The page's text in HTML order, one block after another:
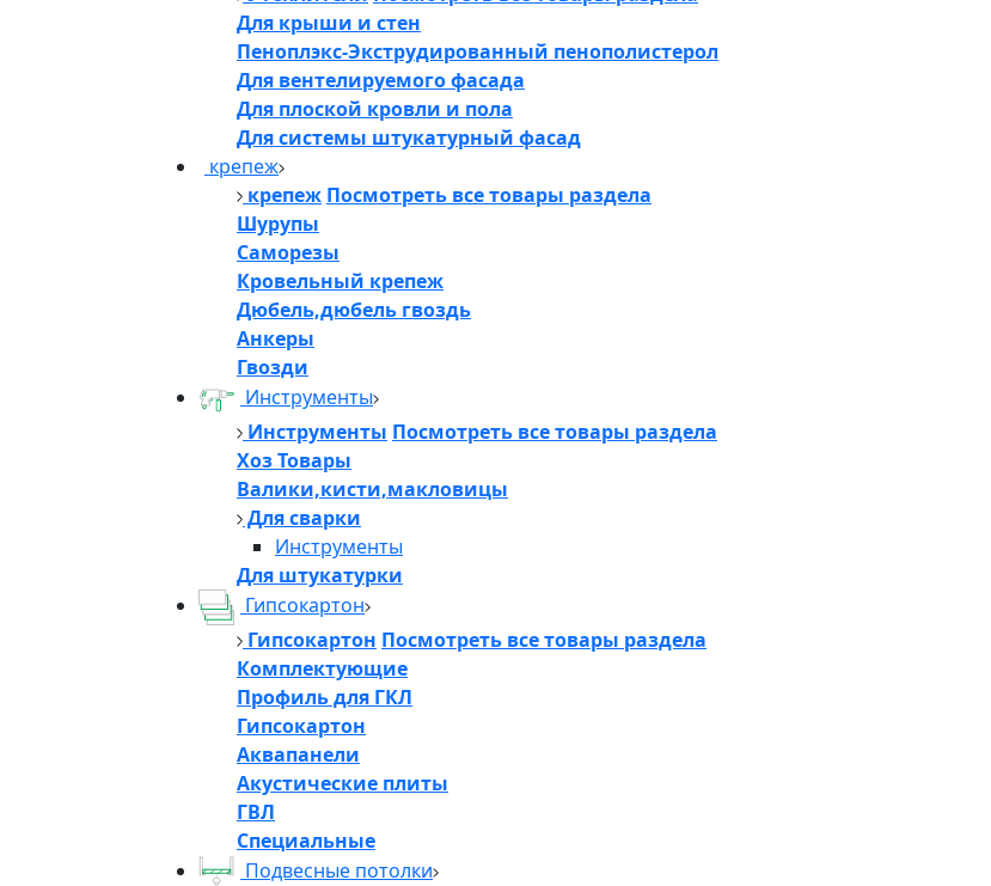
Для крыши и стен
Пеноплэкс-Экструдированный пенополистерол
Для вентелируемого фасада
Для плоской кровли и пола
Для системы штукатурный фасад
крепеж
крепеж Посмотреть все товары раздела
Шурупы
Саморезы
Кровельный крепеж
Дюбель,дюбель гвоздь
Анкеры
Гвозди
Инструменты
Инструменты Посмотреть все товары раздела
Хоз Товары
Валики,кисти,макловицы
Для сварки
Инструменты
Для штукатурки
Гипсокартон
Гипсокартон Посмотреть все товары раздела
Комплектующие
Профиль для ГКЛ
Гипсокартон
Аквапанели
Акустические плиты
ГВЛ
Специальные
Подвесные потолки